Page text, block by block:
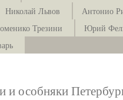
Николай Львов
Антонио
Трезини
Юрий
и особняки